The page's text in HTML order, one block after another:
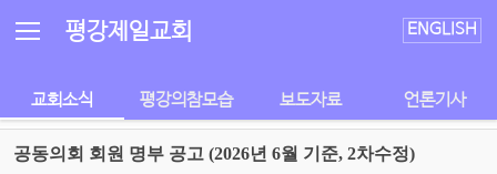
평강제일교회 ENGLISH
교회소식 평강의참모습 보도자료 언론기사
공동의회 회원 명부 공고 (2026년 6월 기준, 2차수정)